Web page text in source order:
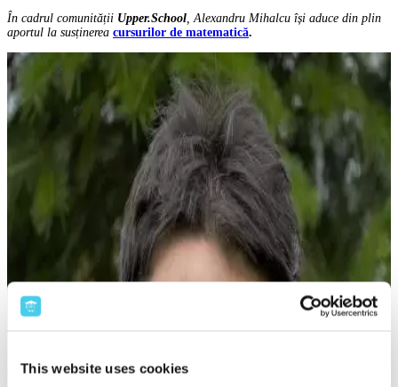
This website uses cookies
În cadrul comunității Upper.School, Alexandru Mihalcu își aduce din plin
aportul la susținerea cursurilor de matematică.